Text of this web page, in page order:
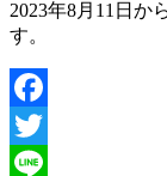
2023年8月11日か
す。
Facebook
Twitter